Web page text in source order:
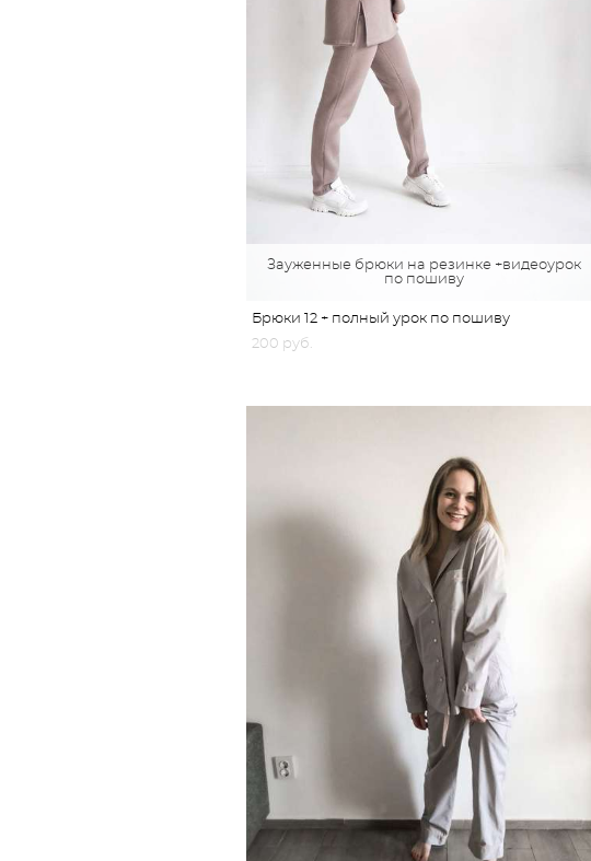
Зауженные брюки на резинке +видеоурок
по пошиву
Брюки 12 + полный урок по пошиву
200 pуб.